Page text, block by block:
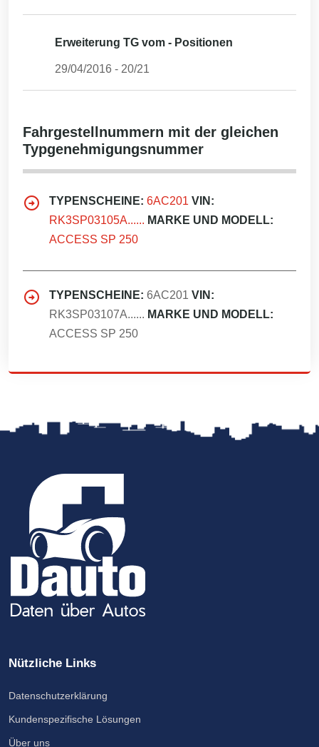
Erweiterung TG vom - Positionen
29/04/2016 - 20/21
Fahrgestellnummern mit der gleichen
Typgenehmigungsnummer
TYPENSCHEINE: 6AC201 VIN:
RK3SP03105A...... MARKE UND MODELL:
ACCESS SP 250
TYPENSCHEINE: 6AC201 VIN:
RK3SP03107A...... MARKE UND MODELL:
ACCESS SP 250
Nützliche Links
Datenschutzerklärung
Kundenspezifische Lösungen
Über uns